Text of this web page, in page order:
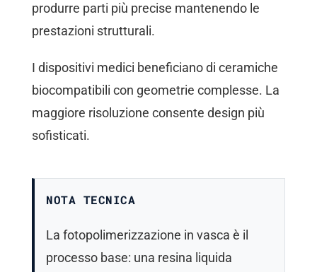
produrre parti più precise mantenendo le
prestazioni strutturali.
I dispositivi medici beneficiano di ceramiche
biocompatibili con geometrie complesse. La
maggiore risoluzione consente design più
sofisticati.
NOTA TECNICA
La fotopolimerizzazione in vasca è il
processo base: una resina liquida